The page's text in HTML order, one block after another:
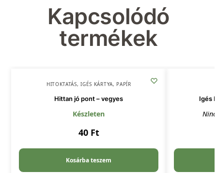
Kapcsolódó
termékek
HITOKTATÁS,IGÉS KÁRTYA, PAPÍR
Hittan jó pont – vegyes
Készleten
40 Ft
Kosárba teszem
Igés